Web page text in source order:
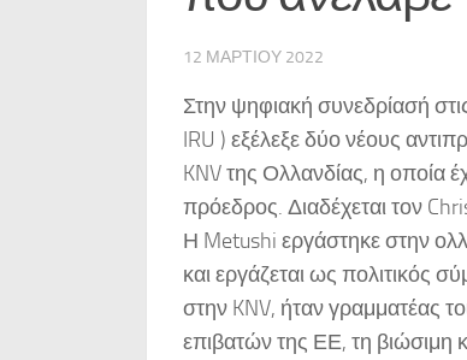
12 ΜΑΡΤΊΟΥ 2022
Στην ψηφιακή συνεδρίασή
IRU ) εξέλεξε δύο νέους
KNV της Ολλανδίας, η οποία
πρόεδρος. Διαδέχεται τον
Η Metushi εργάστηκε στην
και εργάζεται ως πολιτικός
στην KNV, ήταν γραμματέας
επιβατών της ΕΕ, τη βιώσιμη